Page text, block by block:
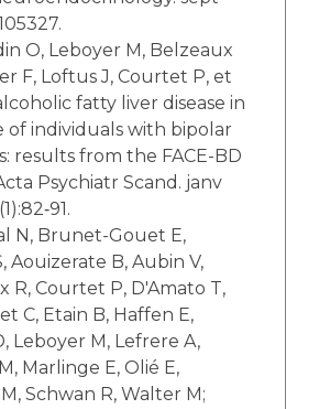
F, Loftus J, Courtet P, et
fatty liver disease in
of individuals with bipolar
results from the FACE-BD
Psychiatr Scand. janv
Aouizerate B, Aubin V,
R, Courtet P, D'Amato T,
C, Etain B, Haffen E,
Leboyer M, Lefrere A,
Marlinge E, Olié E,
Schwan R, Walter M;